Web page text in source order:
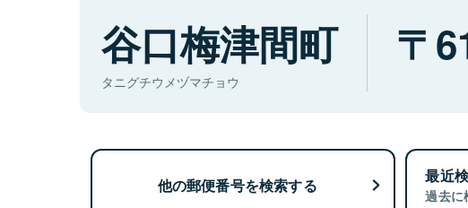
谷口梅津間町
タニグチウメヅマチョウ
他の郵便番号を検索する 最近
過去に